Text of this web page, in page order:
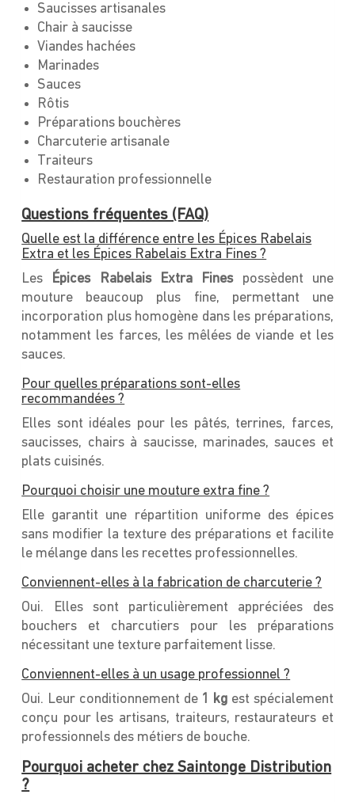
Saucisses artisanales
Chair à saucisse
Viandes hachées
Marinades
Sauces
Rôtis
Préparations bouchères
Charcuterie artisanale
Traiteurs
Restauration professionnelle
Questions fréquentes (FAQ)
Quelle est la différence entre les Épices Rabelais
Extra et les Épices Rabelais Extra Fines ?
Les Épices Rabelais Extra Finespossèdent une
mouture beaucoup plus fine, permettant une
incorporation plus homogène dans les préparations,
notamment les farces, les mêlées de viande et les
sauces.
Pour quelles préparations sont-elles
recommandées ?
Elles sont idéales pour les pâtés, terrines, farces,
saucisses, chairs à saucisse, marinades, sauces et
plats cuisinés.
Pourquoi choisir une mouture extra fine ?
Elle garantit une répartition uniforme des épices
sans modifier la texture des préparations et facilite
le mélange dans les recettes professionnelles.
Conviennent-elles à la fabrication de charcuterie ?
Oui. Elles sont particulièrement appréciées des
bouchers et charcutiers pour les préparations
nécessitant une texture parfaitement lisse.
Conviennent-elles à un usage professionnel ?
Oui. Leur conditionnement de 1 kg est spécialement
conçu pour les artisans, traiteurs, restaurateurs et
professionnels des métiers de bouche.
Pourquoi acheter chez Saintonge Distribution
?